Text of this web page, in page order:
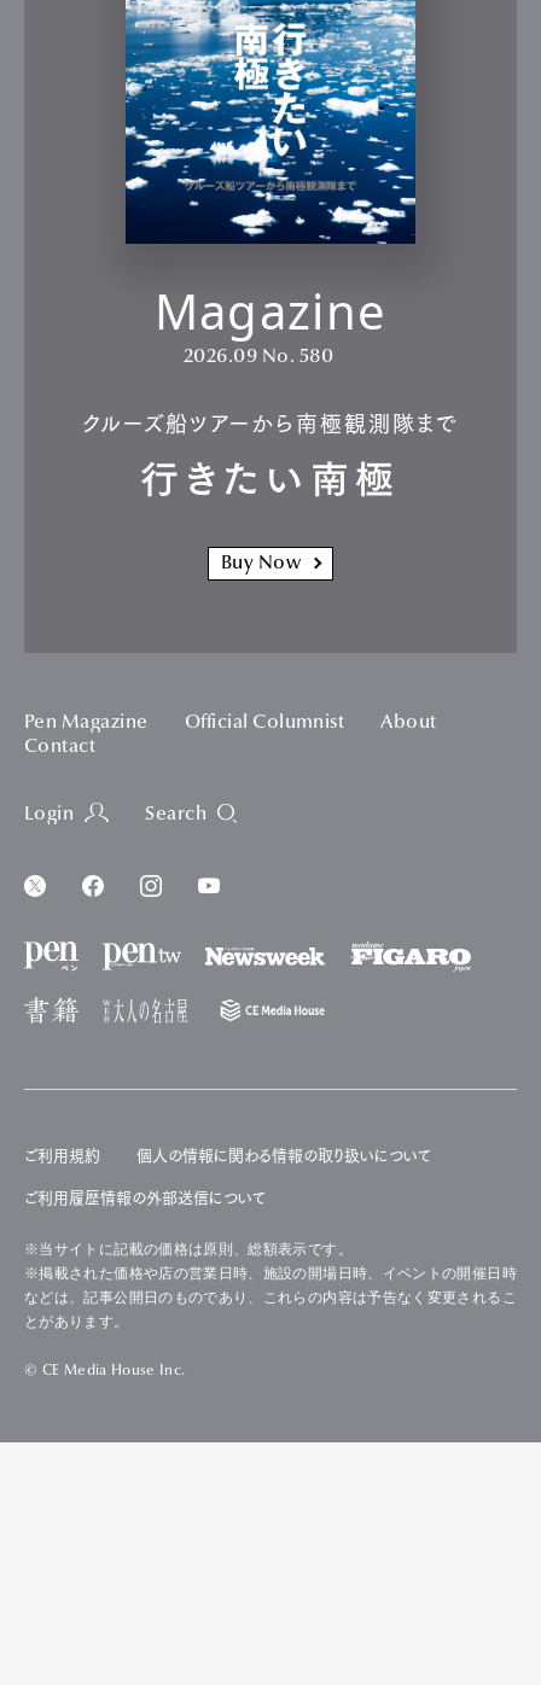
Magazine
2026.09 No. 580
クルーズ船ツアーから南極観測隊まで
行きたい南極
Buy Now
Pen Magazine Official Columnist
About
Contact
Login Search
ご利用規約 個人の情報に関わる情報の取り扱いについて
ご利用履歴情報の外部送信について
※当サイトに記載の価格は原則、総額表示です。
※掲載された価格や店の営業日時、施設の開場日時、イベントの開催日時
などは、記事公開日のものであり、これらの内容は予告なく変更されるこ
とがあります。
© CE Media House Inc.